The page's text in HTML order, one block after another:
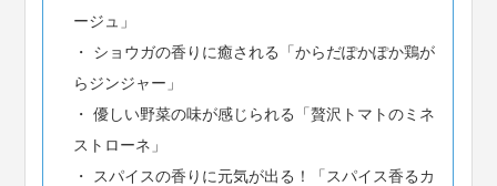
ージュ」
ショウガの香りに癒される「からだぽかぽか鶏が
らジンジャー」
優しい野菜の味が感じられる「贅沢トマトのミネ
ストローネ」
スパイスの香りに元気が出る！「スパイス香るカ